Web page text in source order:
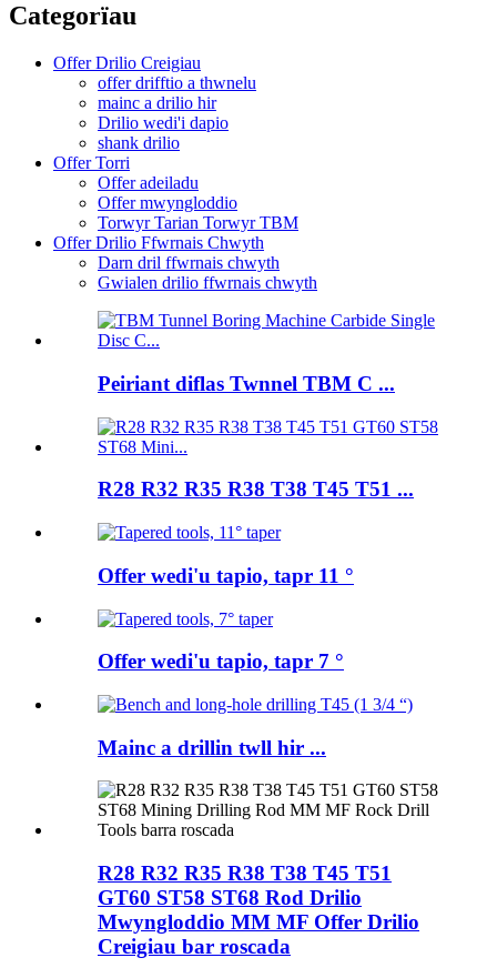
Categorïau
Offer Drilio Creigiau
offer drifftio a thwnelu
mainc a drilio hir
Drilio wedi'i dapio
shank drilio
Offer Torri
Offer adeiladu
Offer mwyngloddio
Torwyr Tarian Torwyr TBM
Offer Drilio Ffwrnais Chwyth
Darn dril ffwrnais chwyth
Gwialen drilio ffwrnais chwyth
Peiriant diflas Twnnel TBM C ...
R28 R32 R35 R38 T38 T45 T51 ...
Offer wedi'u tapio, tapr 11 °
Offer wedi'u tapio, tapr 7 °
Mainc a drillin twll hir ...
R28 R32 R35 R38 T38 T45 T51
GT60 ST58 ST68 Rod Drilio
Mwyngloddio MM MF Offer Drilio
Creigiau bar roscada